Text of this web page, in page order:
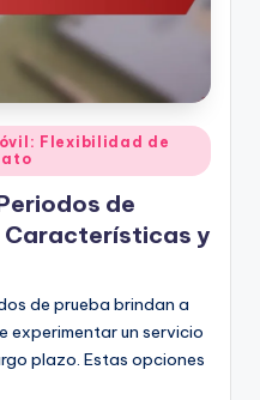
Flexibilidad de
de
Características y
de prueba brindan a
experimentar un servicio
plazo. Estas opciones